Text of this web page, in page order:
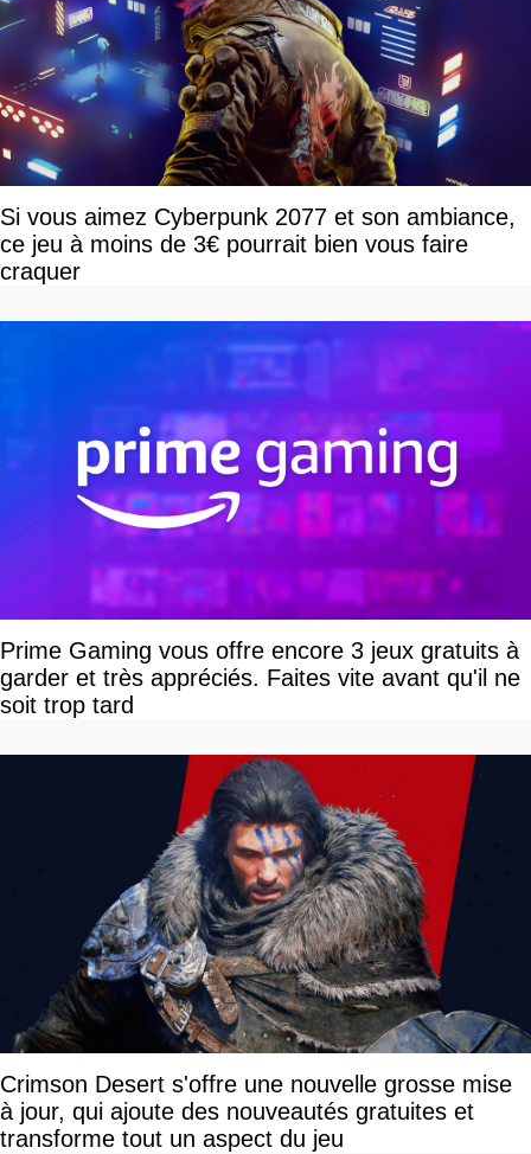
Si vous aimez Cyberpunk 2077 et son ambiance,
ce jeu à moins de 3€ pourrait bien vous faire
craquer
Prime Gaming vous offre encore 3 jeux gratuits à
garder et très appréciés. Faites vite avant qu'il ne
soit trop tard
Crimson Desert s'offre une nouvelle grosse mise
à jour, qui ajoute des nouveautés gratuites et
transforme tout un aspect du jeu